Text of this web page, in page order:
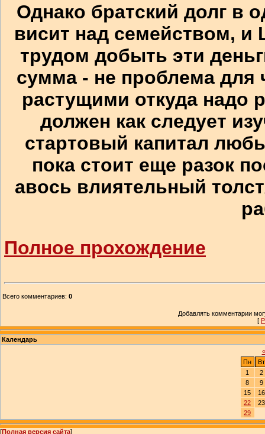
Однако братский долг в
висит над семейством,
трудом добыть эти
сумма - не проблема для
растущими откуда надо
должен как следует
стартовый капитал
пока стоит еще разок
авось влиятельный
Полное прохождение
Всего комментариев: 0
Добавлять комментарии
[
Календарь
«
Пн
Вт
1
2
8
9
15
16
22
23
29
[Полная версия сайта]